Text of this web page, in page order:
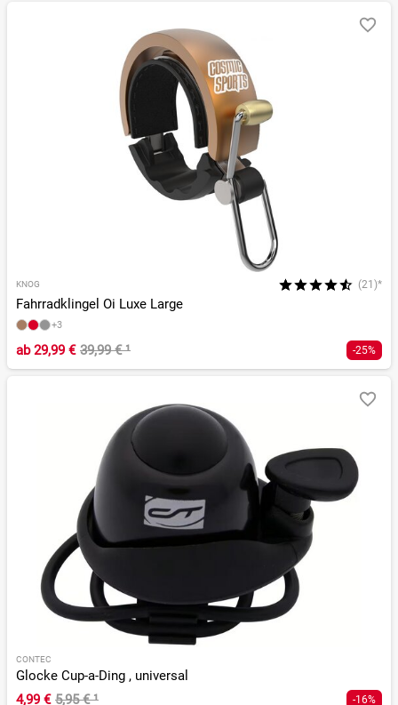
KNOG (21)*
Fahrradklingel Oi Luxe Large
+3
ab29,99 € 39,99 €¹ -25%
CONTEC
Glocke Cup-a-Ding , universal
4,99 € 5,95 €¹ -16%